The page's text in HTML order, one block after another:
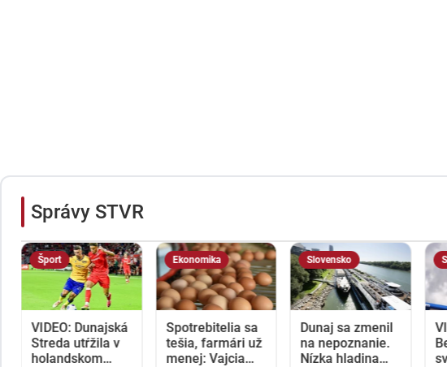
Správy STVR
Šport
VIDEO: Dunajská
Streda utŕžila v
holandskom
Ekonomika
Spotrebitelia sa
tešia, farmári už
menej: Vajcia
Slovensko
Dunaj sa zmenil
na nepoznanie.
Nízka hladina